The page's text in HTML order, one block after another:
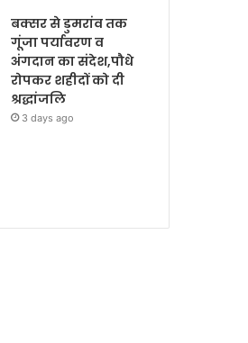
बक्सर से डुमरांव तक
गूंजा पर्यावरण व
अंगदान का संदेश,पौधे
रोपकर शहीदों को दी
श्रद्धांजलि
3 days ago